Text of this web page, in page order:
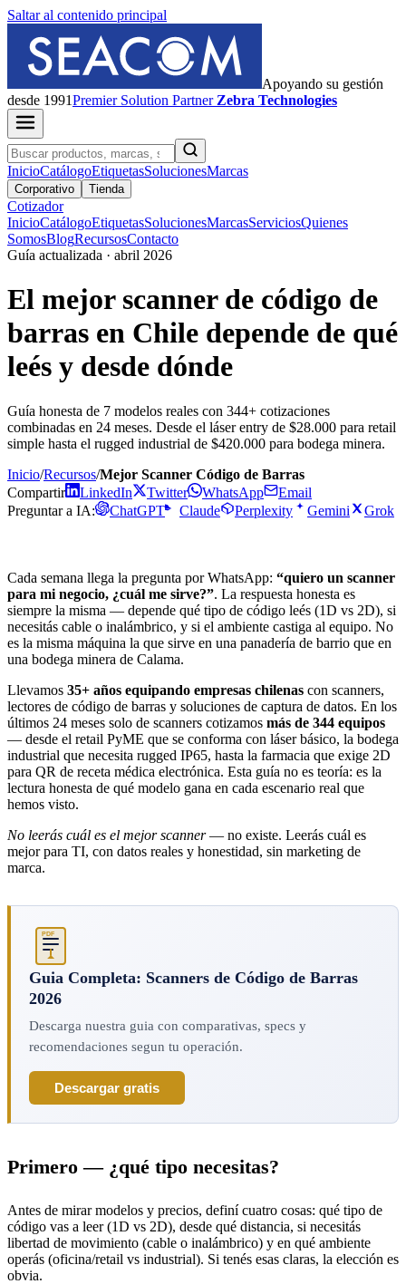
Saltar al contenido principal
Apoyando su gestión
desde 1991PremierSolution Partner Zebra Technologies
InicioCatálogoEtiquetasSolucionesMarcas
Corporativo Tienda
Cotizador
InicioCatálogoEtiquetasSolucionesMarcasServiciosQuienes
SomosBlogRecursosContacto
Guía actualizada · abril 2026
El mejor scanner de código de
barras en Chile depende de qué
leés y desde dónde
Guía honesta de 7 modelos reales con 344+ cotizaciones
combinadas en 24 meses. Desde el láser entry de $28.000 para retail
simple hasta el rugged industrial de $420.000 para bodega minera.
Inicio/Recursos/Mejor Scanner Código de Barras
Compartir
LinkedIn Twitter WhatsApp
Email
Preguntar a IA:
ChatGPT Claude Perplexity Gemini Grok
Cada semana llega la pregunta por WhatsApp: “quiero un scanner
para mi negocio, ¿cuál me sirve?”. La respuesta honesta es
siempre la misma — depende qué tipo de código leés (1D vs 2D), si
necesitás cable o inalámbrico, y si el ambiente castiga al equipo. No
es la misma máquina la que sirve en una panadería de barrio que en
una bodega minera de Calama.
Llevamos 35+ años equipando empresas chilenas con scanners,
lectores de código de barras y soluciones de captura de datos. En los
últimos 24 meses solo de scanners cotizamos más de 344 equipos
— desde el retail PyME que se conforma con láser básico, la bodega
industrial que necesita rugged IP65, hasta la farmacia que exige 2D
para QR de receta médica electrónica. Esta guía no es teoría: es la
lectura honesta de qué modelo gana en cada escenario real que
hemos visto.
No leerás cuál es el mejor scanner— no existe. Leerás cuál es
mejor para TI, con datos reales y honestidad, sin marketing de
marca.
PDF
Guia Completa: Scanners de Código de Barras
2026
Descarga nuestra guia con comparativas, specs y
recomendaciones segun tu operación.
Descargar gratis
Primero — ¿qué tipo necesitas?
Antes de mirar modelos y precios, definí cuatro cosas: qué tipo de
código vas a leer (1D vs 2D), desde qué distancia, si necesitás
libertad de movimiento (cable o inalámbrico) y en qué ambiente
operás (oficina/retail vs industrial). Si tenés esas claras, la elección es
obvia.